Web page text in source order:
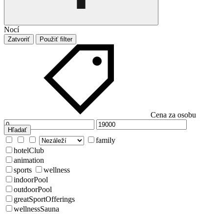
Nocí
Zatvoriť Použiť filter
Cena za osobu
Hľadať
family
hotelClub
animation
sports
wellness
indoorPool
outdoorPool
greatSportOfferings
wellnessSauna